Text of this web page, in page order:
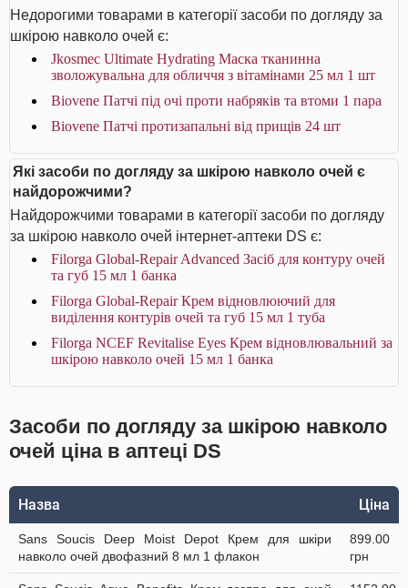
Недорогими товарами в категорії засоби по догляду за
шкірою навколо очей є:
Jkosmec Ultimate Hydrating Маска тканинна
зволожувальна для обличчя з вітамінами 25 мл 1 шт
Biovene Патчі під очі проти набряків та втоми 1 пара
Biovene Патчі протизапальні від прищів 24 шт
Які засоби по догляду за шкірою навколо очей є
найдорожчими?
Найдорожчими товарами в категорії засоби по догляду
за шкірою навколо очей інтернет-аптеки DS є:
Filorga Global-Repair Advanced Засіб для контуру очей
та губ 15 мл 1 банка
Filorga Global-Repair Крем відновлюючий для
виділення контурів очей та губ 15 мл 1 туба
Filorga NCEF Revitalise Eyes Крем відновлювальний за
шкірою навколо очей 15 мл 1 банка
Засоби по догляду за шкірою навколо
очей ціна в аптеці DS
Назва Ціна
Sans Soucis Deep Moist Depot Крем для шкіри
навколо очей двофазний 8 мл 1 флакон
899.00
грн